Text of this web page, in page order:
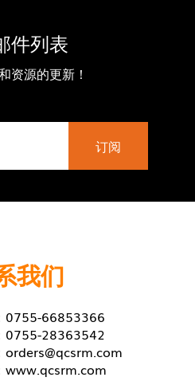
件列表
资源的更新！
我们
0755-66853366
0755-28363542
orders@qcsrm.com
www.qcsrm.com